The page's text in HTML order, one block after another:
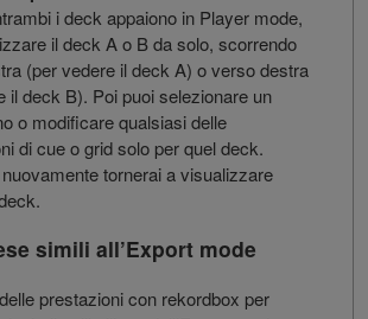
i deck appaiono in Player mode,
il deck A o B da solo, scorrendo
(per vedere il deck A) o verso destra
il deck B). Poi puoi selezionare un
o modificare qualsiasi delle
di cue o grid solo per quel deck.
tornerai a visualizzare
simili all’Export mode
prestazioni con rekordbox per